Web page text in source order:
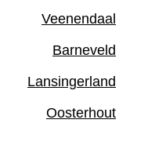
Veenendaal
Barneveld
Lansingerland
Oosterhout